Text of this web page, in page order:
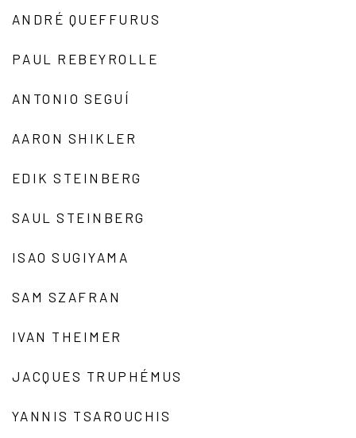
ANDRÉ QUEFFURUS
PAUL REBEYROLLE
ANTONIO SEGUÍ
AARON SHIKLER
EDIK STEINBERG
SAUL STEINBERG
ISAO SUGIYAMA
SAM SZAFRAN
IVAN THEIMER
JACQUES TRUPHÉMUS
YANNIS TSAROUCHIS